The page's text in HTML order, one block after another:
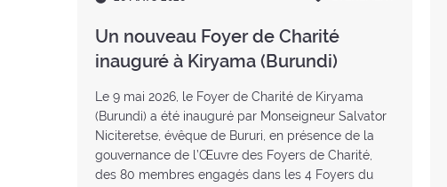
Un nouveau Foyer de Charité
inauguré à Kiryama (Burundi)
Le 9 mai 2026, le Foyer de Charité de Kiryama
(Burundi) a été inauguré par Monseigneur Salvator
Niciteretse, évêque de Bururi, en présence de la
gouvernance de l’Œuvre des Foyers de Charité,
des 80 membres engagés dans les 4 Foyers du